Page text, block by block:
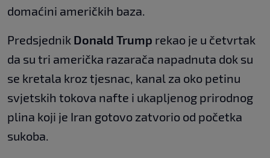
domaćini američkih baza.
Predsjednik Donald Trump rekao je u četvrtak
da su tri američka razarača napadnuta dok su
se kretala kroz tjesnac, kanal za oko petinu
svjetskih tokova nafte i ukapljenog prirodnog
plina koji je Iran gotovo zatvorio od početka
sukoba.